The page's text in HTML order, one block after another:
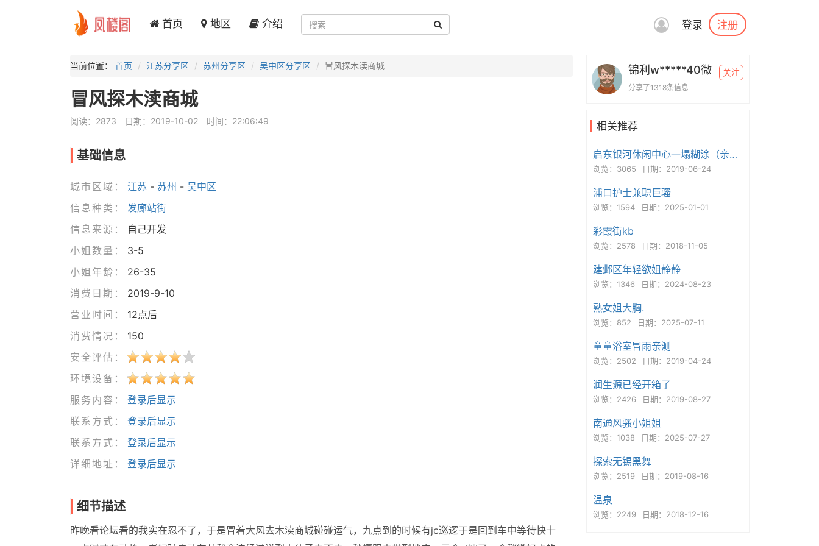
首页 地区 介绍 登录 注册
当前位置： 首页 江苏分享区 苏州分享区 吴中区分享区 冒风探木渎商城
冒风探木渎商城
阅读：2873 日期：2019-10-02 时间：22:06:49
基础信息
城市区域： 江苏 - 苏州 - 吴中区
信息种类：
发廊站街
信息来源：
自己开发
小姐数量：
3-5
小姐年龄：
26-35
消费日期：
2019-9-10
营业时间：
12点后
消费情况：
150
安全评估：
环境设备：
服务内容：
登录后显示
联系方式：
登录后显示
联系方式：
登录后显示
详细地址：
登录后显示
细节描述
昨晚看论坛看的我实在忍不了，于是冒着大风去木渎商城碰碰运气，九点到的时候有jc巡逻于是回到车中等待快十
锦利w*****40微
分享了1318条信息
关注
相关推荐
启东银河休闲中心一塌糊涂（亲身探路，别再上当）
浏览：3065 日期：2019-06-24
浦口护士兼职巨骚
浏览：1594 日期：2025-01-01
彩霞街kb
浏览：2578 日期：2018-11-05
建邺区年轻欲姐静静
浏览：1346 日期：2024-08-23
熟女姐大胸.
浏览：852 日期：2025-07-11
童童浴室冒雨亲测
浏览：2502 日期：2019-04-24
润生源已经开箱了
浏览：2426 日期：2019-08-27
南通风骚小姐姐
浏览：1038 日期：2025-07-27
探索无锡黑舞
浏览：2519 日期：2019-08-16
温泉
浏览：2249 日期：2018-12-16